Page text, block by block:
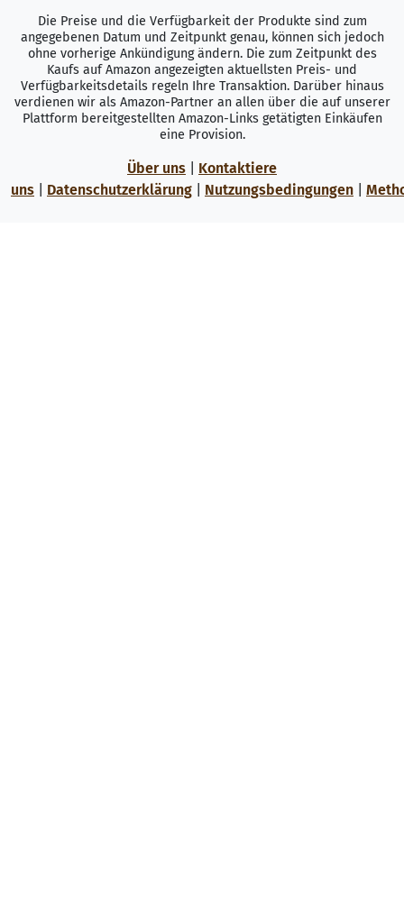
Die Preise und die Verfügbarkeit der Produkte sind zum
angegebenen Datum und Zeitpunkt genau, können sich jedoch
ohne vorherige Ankündigung ändern. Die zum Zeitpunkt des
Kaufs auf Amazon angezeigten aktuellsten Preis- und
Verfügbarkeitsdetails regeln Ihre Transaktion. Darüber hinaus
verdienen wir als Amazon-Partner an allen über die auf unserer
Plattform bereitgestellten Amazon-Links getätigten Einkäufen
eine Provision.
Über uns
Kontaktiere
uns
Datenschutzerklärung Nutzungsbedingungen